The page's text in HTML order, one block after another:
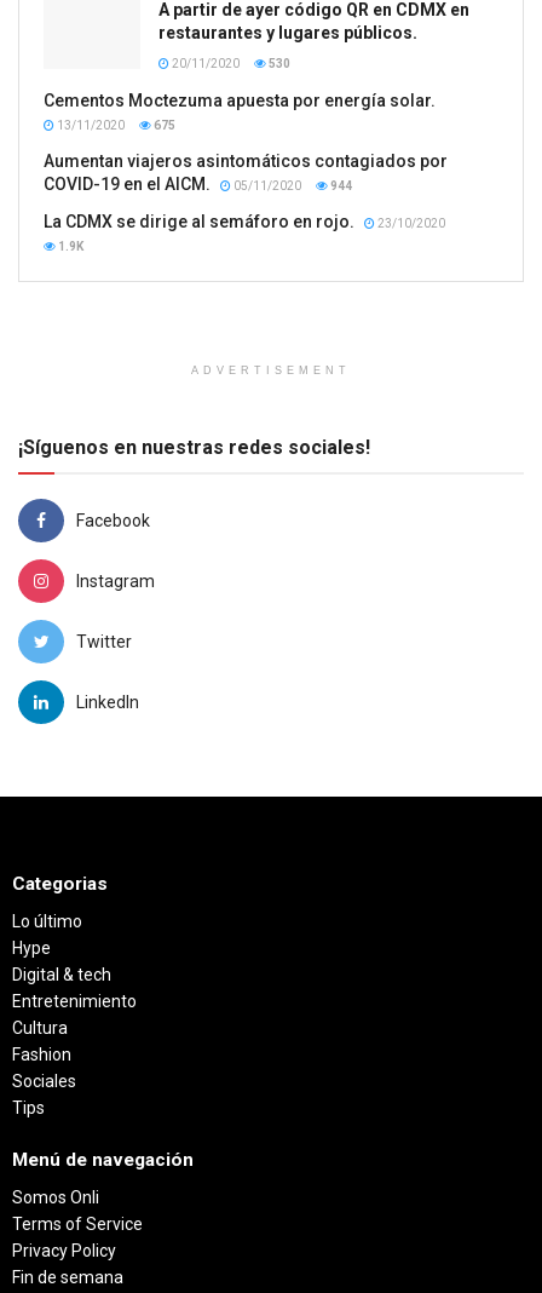
A partir de ayer código QR en CDMX en
restaurantes y lugares públicos.
20/11/2020 530
Cementos Moctezuma apuesta por energía solar.
13/11/2020 675
Aumentan viajeros asintomáticos contagiados por
COVID-19 en el AICM.
05/11/2020 944
La CDMX se dirige al semáforo en rojo.
23/10/2020
1.9K
ADVERTISEMENT
¡Síguenos en nuestras redes sociales!
Facebook
Instagram
Twitter
LinkedIn
Categorias
Lo último
Hype
Digital & tech
Entretenimiento
Cultura
Fashion
Sociales
Tips
Menú de navegación
Somos Onli
Terms of Service
Privacy Policy
Fin de semana